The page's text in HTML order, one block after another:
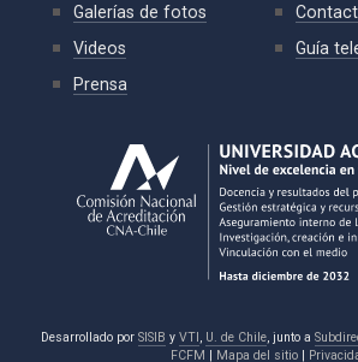
Galerías de fotos
Videos
Prensa
Guía
Desarrollado por SISIB y VTI U. de Chile, junto a
FCFM | Mapa del sitio|